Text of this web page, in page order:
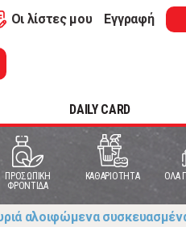
Οι λίστες μου Εγγραφή
DAILY CARD
ΠΡΟΣΩΠΙΚΗ
ΦΡΟΝΤΙΔΑ
ΚΑΘΑΡΙΟΤΗΤΑ ΟΛΑ
αλοιφώμενα